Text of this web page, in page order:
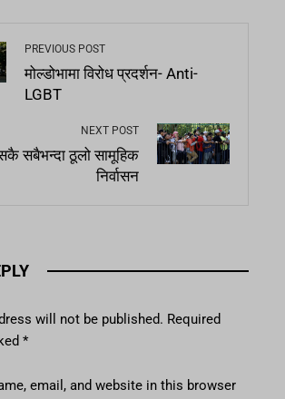
PREVIOUS POST
मोल्डोभामा विरोध प्रदर्शन- Anti-
LGBT
NEXT POST
सबैभन्दा ठूलो सामूहिक
निर्वासन
will not be published. Required
*
email, and website in this browser